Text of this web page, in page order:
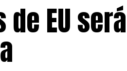
EU